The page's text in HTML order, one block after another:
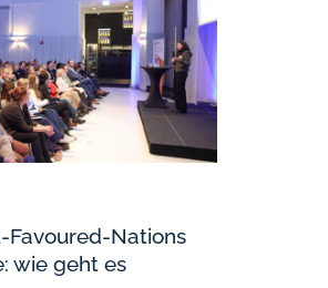
Nations
wie geht es